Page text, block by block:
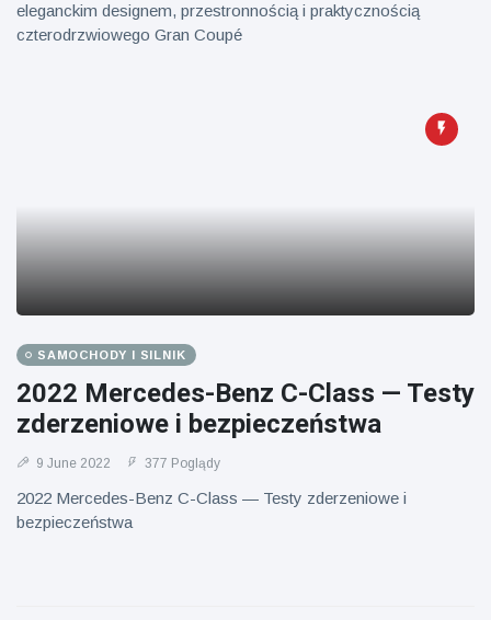
eleganckim designem, przestronnością i praktycznością
czterodrzwiowego Gran Coupé
SAMOCHODY I SILNIK
2022 Mercedes-Benz C-Class — Testy
zderzeniowe i bezpieczeństwa
9 June 2022 377 Poglądy
2022 Mercedes-Benz C-Class — Testy zderzeniowe i
bezpieczeństwa